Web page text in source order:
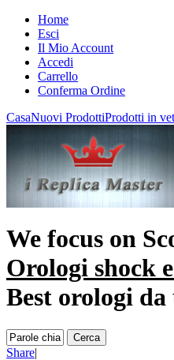
Home
Esci
Il Mio Account
Accedi
Carrello
Conferma Ordine
CasaNuovi ProdottiProdotti in
We focus on
Orologi shock
Best orologi da
Share|